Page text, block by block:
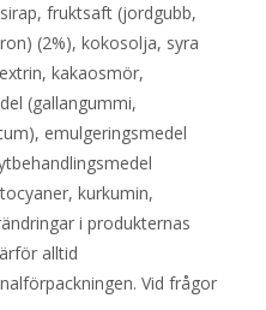
fruktsaft (jordgubb,
(2%), kokosolja, syra
kakaosmör,
(gallangummi,
emulgeringsmedel
kurkumin,
i produkternas
alltid
Vid frågor